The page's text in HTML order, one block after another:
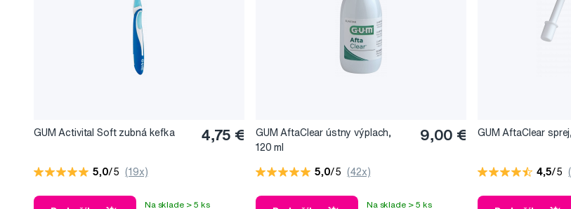
GUM Activital Soft zubná kefka 4,75 €
5,0/5 (19x)
Na sklade > 5 ks
GUM AftaClear ústny výplach,
120 ml
9,00 €
5,0/5 (42x)
Na sklade > 5 ks
GUM AftaClear
4,5/5